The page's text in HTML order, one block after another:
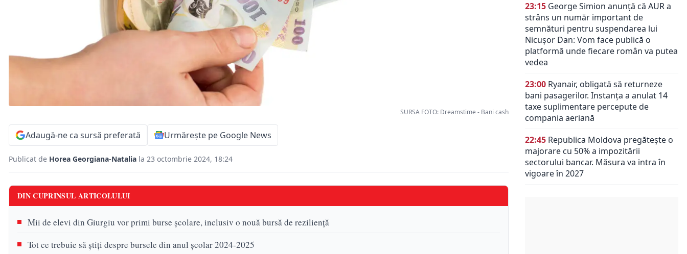
SURSA FOTO: Dreamstime - Bani cash
Adaugă-ne ca sursă preferată Urmărește pe Google News
Publicat de Horea Georgiana-Natalia la 23 octombrie 2024, 18:24
DIN CUPRINSUL ARTICOLULUI
Mii de elevi din Giurgiu vor primi burse școlare, inclusiv o nouă bursă de reziliență
Tot ce trebuie să știți despre bursele din anul școlar 2024-2025
23:15 George Simion anunță că AUR a
strâns un număr important de
semnături pentru suspendarea lui
Nicușor Dan: Vom face publică o
platformă unde fiecare român va putea
vedea
23:00 Ryanair, obligată să returneze
bani pasagerilor. Instanța a anulat 14
taxe suplimentare percepute de
compania aeriană
22:45 Republica Moldova pregătește o
majorare cu 50% a impozitării
sectorului bancar. Măsura va intra în
vigoare în 2027